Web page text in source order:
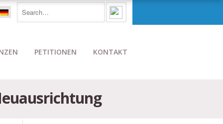
PETITIONEN KONTAKT